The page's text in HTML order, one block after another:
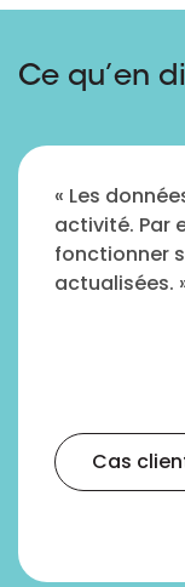
Ce qu’en
« Les
activité. Par
fonctionner
actualisées.
Cas